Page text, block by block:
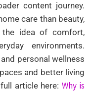
content journey.
care than beauty,
idea of comfort,
environments.
personal wellness
and better living
article here:Why is